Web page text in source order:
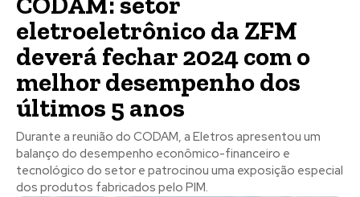
eletroeletrônico da ZFM
deverá fechar 2024 com o
melhor desempenho dos
últimos 5 anos
Durante a reunião do CODAM, a Eletros apresentou um
balanço do desempenho econômico-financeiro e
tecnológico do setor e patrocinou uma exposição especial
dos produtos fabricados pelo PIM.